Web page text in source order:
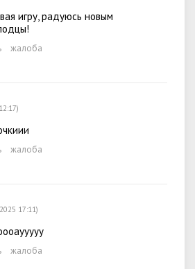
игру, радуюсь новым
жалоба
жалоба
17:11)
жалоба